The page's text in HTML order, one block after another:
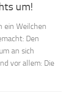
um!
ein Weilchen
Den
an sich
vor allem: Die